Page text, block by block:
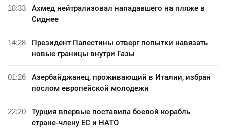
18:33
Ахмед нейтрализовал нападавшего на пляже в
Сиднее
14:28
Президент Палестины отверг попытки навязать
новые границы внутри Газы
01:26
Азербайджанец, проживающий в Италии, избран
послом европейской молодежи
22:20
Турция впервые поставила боевой корабль
стране-члену ЕС и НАТО